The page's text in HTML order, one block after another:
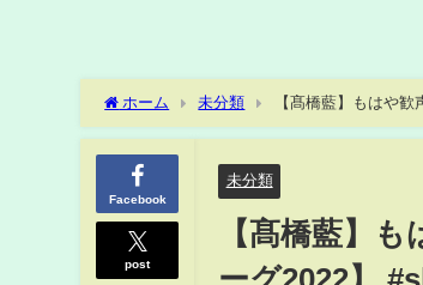
ホーム 未分類 【髙橋藍】もはや
Facebook
post
未分類
【髙橋藍】